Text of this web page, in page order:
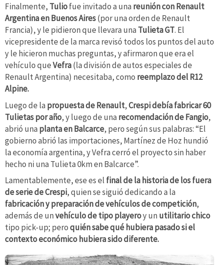
Finalmente, Tuliofue invitado a una reunión con Renault
Argentina en Buenos Aires(por una orden de Renault
Francia), y le pidieron que llevara una Tulieta GT. El
vicepresidente de la marca revisó todos los puntos del auto
y le hicieron muchas preguntas, y afirmaron que era el
vehículo queVefra(la división de autos especiales de
Renault Argentina) necesitaba, como reemplazo del R12
Alpine.
Luego de la propuesta de Renault,Crespi debía fabricar 60
Tulietas por año, y luego de una recomendación de Fangio,
abrió una planta en Balcarce, pero según sus palabras: “El
gobierno abrió las importaciones, Martínez de Hoz hundió
la economía argentina, y Vefra cerró el proyecto sin haber
hecho ni una Tulieta 0km en Balcarce”.
Lamentablemente, ese es el final de la historia de los fuera
de serie de Crespi, quien se siguió dedicando a la
fabricación y preparación de vehículos de competición,
además de unvehículo de tipo playeroy un utilitario chico
tipo pick-up; peroquién sabe qué hubiera pasado si el
contexto económico hubiera sido diferente.